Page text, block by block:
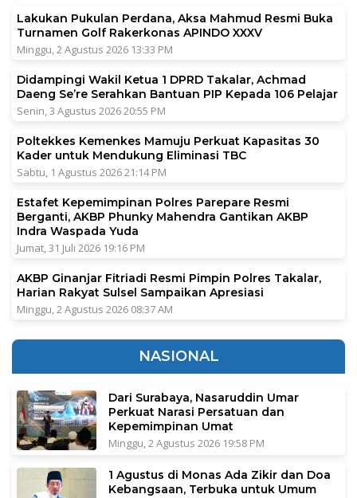
Lakukan Pukulan Perdana, Aksa Mahmud Resmi Buka
Turnamen Golf Rakerkonas APINDO XXXV
Minggu, 2 Agustus 2026 13:33 PM
Didampingi Wakil Ketua 1 DPRD Takalar, Achmad
Daeng Se’re Serahkan Bantuan PIP Kepada 106 Pelajar
Senin, 3 Agustus 2026 20:55 PM
Poltekkes Kemenkes Mamuju Perkuat Kapasitas 30
Kader untuk Mendukung Eliminasi TBC
Sabtu, 1 Agustus 2026 21:14 PM
Estafet Kepemimpinan Polres Parepare Resmi
Berganti, AKBP Phunky Mahendra Gantikan AKBP
Indra Waspada Yuda
Jumat, 31 Juli 2026 19:16 PM
AKBP Ginanjar Fitriadi Resmi Pimpin Polres Takalar,
Harian Rakyat Sulsel Sampaikan Apresiasi
Minggu, 2 Agustus 2026 08:37 AM
NASIONAL
Dari Surabaya, Nasaruddin Umar
Perkuat Narasi Persatuan dan
Kepemimpinan Umat
Minggu, 2 Agustus 2026 19:58 PM
1 Agustus di Monas Ada Zikir dan Doa
Kebangsaan, Terbuka untuk Umum